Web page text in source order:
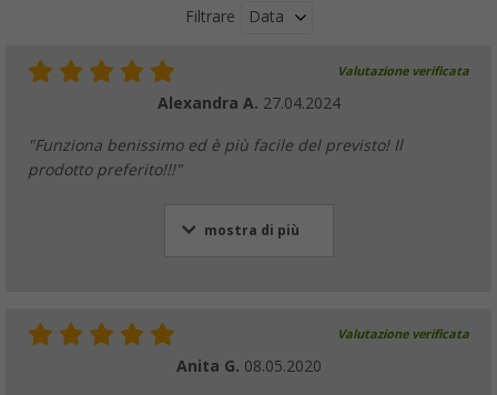
Fornello tascabile Esbit con funzione di
con pastiglie di combustibile secco incluse
9,99€ 95
Filtrare Data
Valutazione verificata
Alexandra A. 27.04.2024
"Funziona benissimo ed è più facile del previsto! Il
prodotto preferito!!!"
mostra di più
Valutazione verificata
Anita G. 08.05.2020